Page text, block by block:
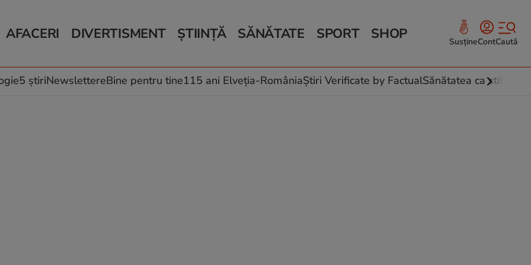
AFACERI
Auto
Locuri de muncă
DIVERTISMENT
Horoscop
Muzică și Filme
ȘTIINȚĂ
Schimbări climatice
SĂNĂTATE
Relații
Rețete culinare
SPORT SHOP SusțineContCaută
5 știriNewslettereBine pentru tine115 ani Elveția-RomâniaȘtiri Verificate by FactualSănătatea ca stil de